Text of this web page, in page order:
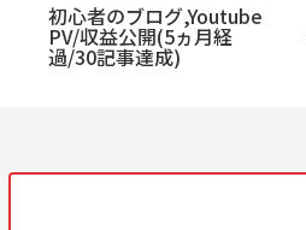
初心者のブログ,Youtube
PV/収益公開(5ヵ月経
過/30記事達成)